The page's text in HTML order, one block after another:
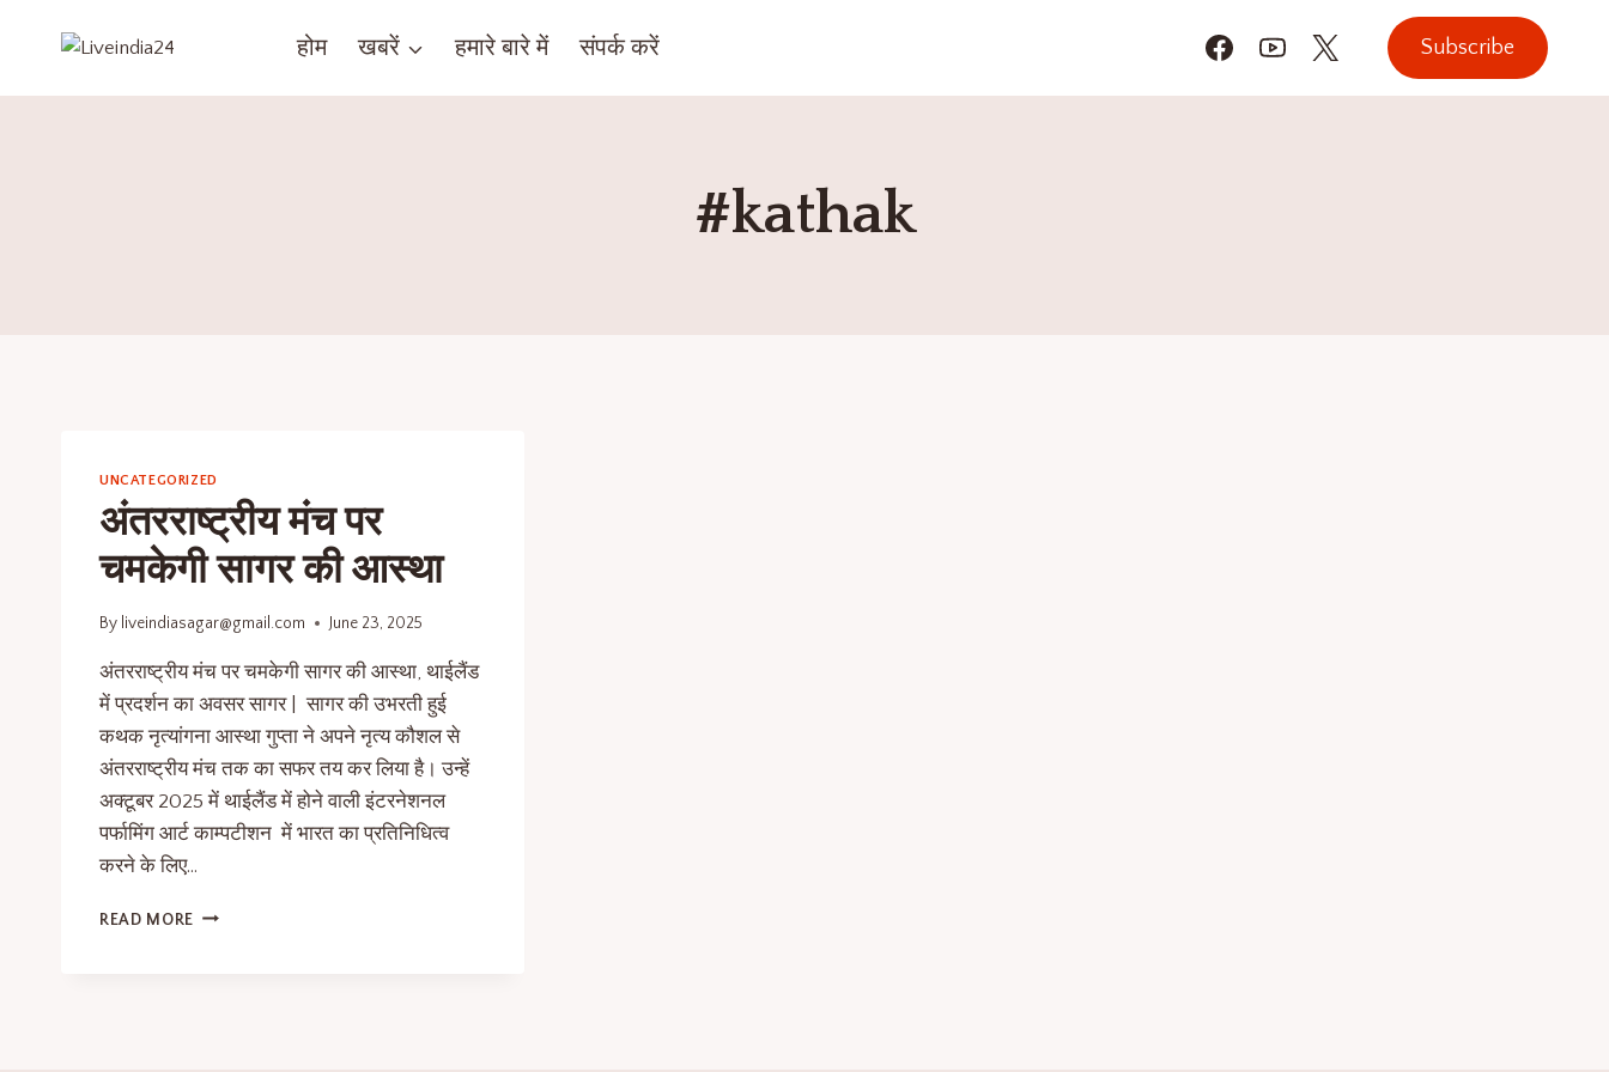
होम खबरें हमारे बारे में संपर्क करें Subscribe
#kathak
UNCATEGORIZED
अंतरराष्ट्रीय मंच पर
चमकेगी सागर की आस्था
By liveindiasagar@gmail.com June 23, 2025
अंतरराष्ट्रीय मंच पर चमकेगी सागर की आस्था, थाईलैंड
में प्रदर्शन का अवसर सागर | सागर की उभरती हुई
कथक नृत्यांगना आस्था गुप्ता ने अपने नृत्य कौशल से
अंतरराष्ट्रीय मंच तक का सफर तय कर लिया है। उन्हें
अक्टूबर 2025 में थाईलैंड में होने वाली इंटरनेशनल
पर्फामिंग आर्ट काम्पटीशन में भारत का प्रतिनिधित्व
करने के लिए…
READ MORE